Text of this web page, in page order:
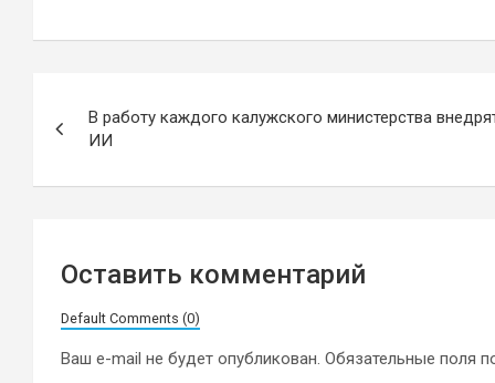
по
записям
В работу каждого калужского министерства
ИИ
Оставить комментарий
Default Comments (0)
Ваш e-mail не будет опубликован. Обязательные поля